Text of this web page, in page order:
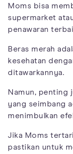
Moms bisa
supermarket
penawaran
Beras merah
kesehatan
ditawarkannya.
Namun, penting
yang seimbang
menimbulkan
Jika Moms
pastikan untuk